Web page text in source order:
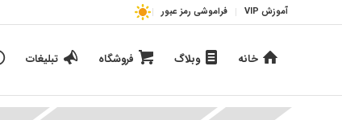
آموزش VIP فراموشی رمز عبور
خانه وبلاگ فروشگاه تبلیغات